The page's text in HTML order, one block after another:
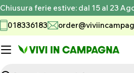
Vai
al
contenuto
Chiusura ferie estive: dal 15 al 23
018336183